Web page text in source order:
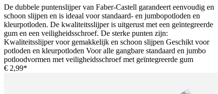
De dubbele puntenslijper van Faber-Castell garandeert eenvoudig en
schoon slijpen en is ideaal voor standaard- en jumbopotloden en
kleurpotloden. De kwaliteitsslijper is uitgerust met een geïntegreerde
gum en een veiligheidsschroef. De sterke punten zijn:
Kwaliteitsslijper voor gemakkelijk en schoon slijpen Geschikt voor
potloden en kleurpotloden Voor alle gangbare standaard en jumbo
potloodvormen met veiligheidsschroef met geïntegreerde gum
€ 2,99*